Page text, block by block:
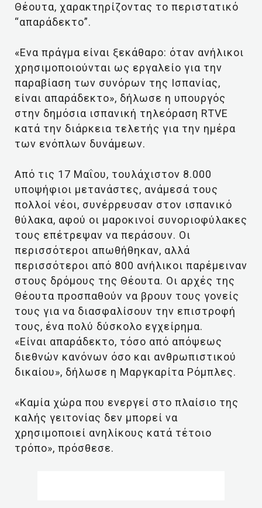
Θέουτα, χαρακτηρίζοντας το περιστατικό
“απαράδεκτο”.
«Ενα πράγμα είναι ξεκάθαρο: όταν ανήλικοι
χρησιμοποιούνται ως εργαλείο για την
παραβίαση των συνόρων της Ισπανίας,
είναι απαράδεκτο», δήλωσε η υπουργός
στην δημόσια ισπανική τηλεόραση RTVE
κατά την διάρκεια τελετής για την ημέρα
των ενόπλων δυνάμεων.
Από τις 17 Μαΐου, τουλάχιστον 8.000
υποψήφιοι μετανάστες, ανάμεσά τους
πολλοί νέοι, συνέρρευσαν στον ισπανικό
θύλακα, αφού οι μαροκινοί συνοριοφύλακες
τους επέτρεψαν να περάσουν. Οι
περισσότεροι απωθήθηκαν, αλλά
περισσότεροι από 800 ανήλικοι παρέμειναν
στους δρόμους της Θέουτα. Οι αρχές της
Θέουτα προσπαθούν να βρουν τους γονείς
τους για να διασφαλίσουν την επιστροφή
τους, ένα πολύ δύσκολο εγχείρημα.
«Είναι απαράδεκτο, τόσο από απόψεως
διεθνών κανόνων όσο και ανθρωπιστικού
δικαίου», δήλωσε η Μαργκαρίτα Ρόμπλες.
«Καμία χώρα που ενεργεί στο πλαίσιο της
καλής γειτονίας δεν μπορεί να
χρησιμοποιεί ανηλίκους κατά τέτοιο
τρόπο», πρόσθεσε.